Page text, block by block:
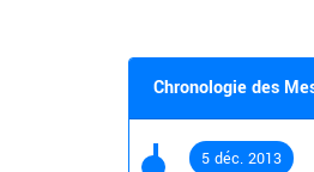
Chronologie des
5 déc. 2013